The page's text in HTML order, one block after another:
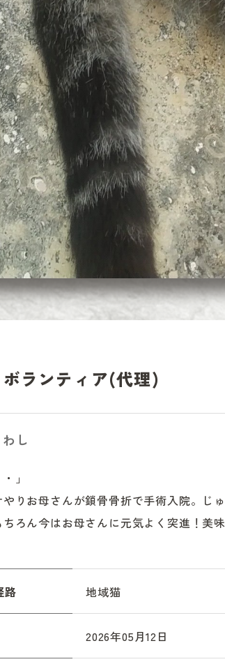
ランティア(代理)
し
」
りお母さんが鎖骨骨折で手術入院。じ
ろん今はお母さんに元気よく突進！美
路 地域猫
2026年05月12日